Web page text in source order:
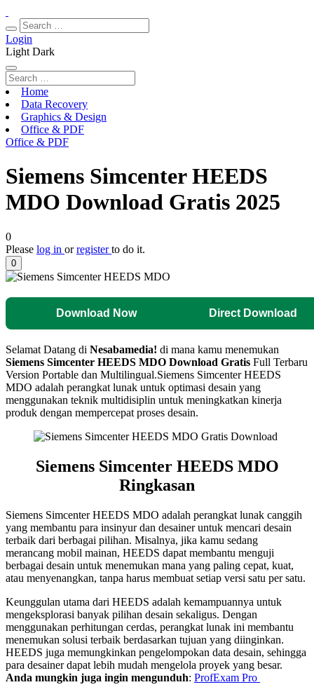
Login
Light Dark
Home
Data Recovery
Graphics & Design
Office & PDF
Office & PDF
Siemens Simcenter HEEDS
MDO Download Gratis 2025
0
Please log in orregisterto do it.
0
Download Now Direct Download
Selamat Datang di Nesabamedia! di mana kamu menemukan
Siemens Simcenter HEEDS MDO Download Gratis Full Terbaru
Version Portable dan Multilingual.Siemens Simcenter HEEDS
MDO adalah perangkat lunak untuk optimasi desain yang
menggunakan teknik multidisiplin untuk meningkatkan kinerja
produk dengan mempercepat proses desain.
Siemens Simcenter HEEDS MDO
Ringkasan
Siemens Simcenter HEEDS MDO adalah perangkat lunak canggih
yang membantu para insinyur dan desainer untuk mencari desain
terbaik dari berbagai pilihan. Misalnya, jika kamu sedang
merancang mobil mainan, HEEDS dapat membantu menguji
berbagai desain untuk menemukan mana yang paling cepat, kuat,
atau menyenangkan, tanpa harus membuat setiap versi satu per satu.
Keunggulan utama dari HEEDS adalah kemampuannya untuk
mengeksplorasi banyak pilihan desain sekaligus. Dengan
menggunakan perhitungan cerdas, perangkat lunak ini membantu
menemukan solusi terbaik berdasarkan tujuan yang diinginkan.
HEEDS juga memungkinkan pengelompokan data desain, sehingga
para desainer dapat lebih mudah mengelola proyek yang besar.
Anda mungkin juga ingin mengunduh: ProfExam Pro